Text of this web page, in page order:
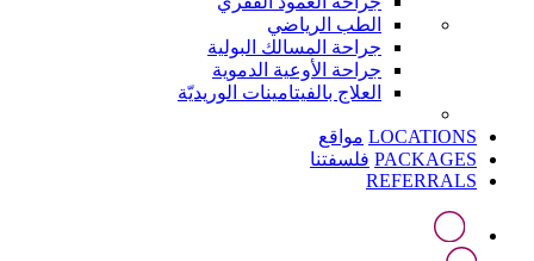
الطب الرياضي
جراحة المسالك البولية
جراحة الأوعية الدموية
العلاج بالفيتامينات الوريديّة
LOCATIONS مواقع
PACKAGES فلسفتنا
REFERRALS